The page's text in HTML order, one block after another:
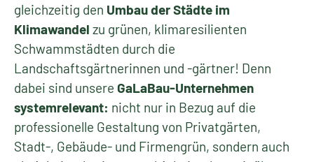
gleichzeitig den Umbau der Städte im
Klimawandel zu grünen, klimaresilienten
Schwammstädten durch die
Landschaftsgärtnerinnen und -gärtner! Denn
dabei sind unsere GaLaBau-Unternehmen
systemrelevant: nicht nur in Bezug auf die
professionelle Gestaltung von Privatgärten,
Stadt-, Gebäude- und Firmengrün, sondern auch